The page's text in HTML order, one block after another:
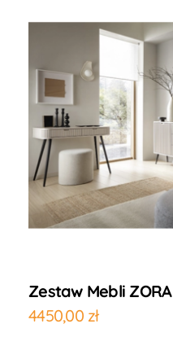
Zestaw Mebli ZORA
4450,00 zł